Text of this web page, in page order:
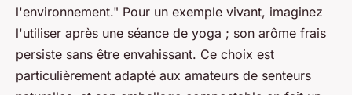
l'environnement." Pour un exemple vivant, imaginez
l'utiliser après une séance de yoga ; son arôme frais
persiste sans être envahissant. Ce choix est
particulièrement adapté aux amateurs de senteurs